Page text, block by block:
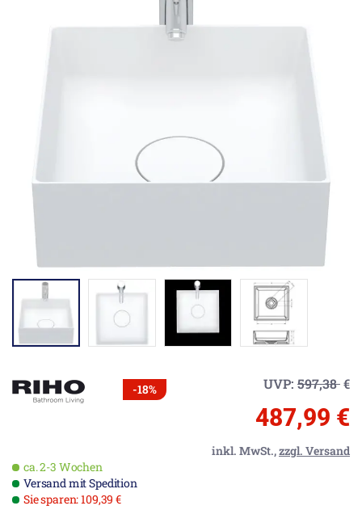
-18% UVP: 597,38€
487,99 €
inkl. MwSt.,zzgl. Versand
ca. 2-3 Wochen
Versand mit Spedition
Sie sparen: 109,39 €